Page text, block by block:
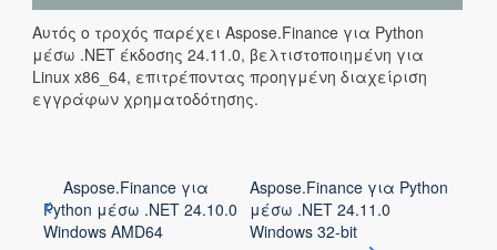
Αυτός ο τροχός παρέχει Aspose.Finance για Python
μέσω .NET έκδοσης 24.11.0, βελτιστοποιημένη για
Linux x86_64, επιτρέποντας προηγμένη διαχείριση
εγγράφων χρηματοδότησης.
Aspose.Finance για
Python μέσω .NET 24.10.0
Windows AMD64
Aspose.Finance για Python
μέσω .NET 24.11.0
Windows 32-bit